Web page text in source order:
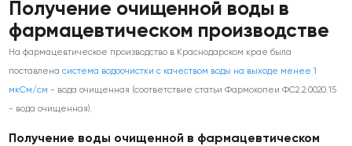
Получение очищенной воды в
фармацевтическом производстве
На фармацевтическое производство в Краснодарском крае была
поставленасистема водоочистки с качеством воды на выходе менее 1
мкСм/см - вода очищенная (соответствие статьи Фармокопеи ФС2.2.0020.15
- вода очищенная).
Получение воды очищенной в фармацевтическом